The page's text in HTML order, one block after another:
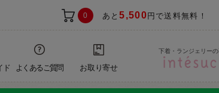
0 あと5,500 円で送料無料！
ド よくあるご質問 お取り寄せ
下着・ランジェリー